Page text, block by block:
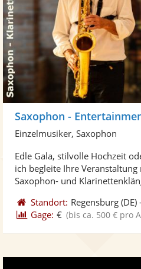
Saxophon -
Einzelmusiker, Saxophon
Edle Gala, stilvolle Hochzeit
ich begleite Ihre
Saxophon- und
Standort: Regensburg (DE)
Gage: € (bis ca. 500 € pro